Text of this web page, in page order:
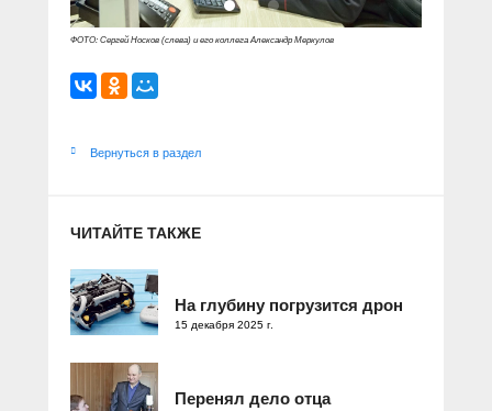
ФОТО: Сергей Носков (слева) и его коллега Александр Меркулов
Вернуться в раздел
ЧИТАЙТЕ ТАКЖЕ
На глубину погрузится дрон
15 декабря 2025 г.
Перенял дело отца